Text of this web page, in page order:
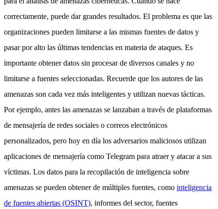
correctamente, puede dar grandes resultados. El problema es que las
organizaciones pueden limitarse a las mismas fuentes de datos y
pasar por alto las últimas tendencias en materia de ataques. Es
importante obtener datos sin procesar de diversos canales y no
limitarse a fuentes seleccionadas. Recuerde que los autores de las
amenazas son cada vez más inteligentes y utilizan nuevas tácticas.
Por ejemplo, antes las amenazas se lanzaban a través de plataformas
de mensajería de redes sociales o correos electrónicos
personalizados, pero hoy en día los adversarios maliciosos utilizan
aplicaciones de mensajería como Telegram para atraer y atacar a sus
víctimas. Los datos para la recopilación de inteligencia sobre
amenazas se pueden obtener de múltiples fuentes, como inteligencia
de fuentes abiertas (OSINT), informes del sector, fuentes